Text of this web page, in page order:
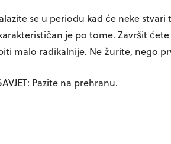
se u periodu kad će neke
je po tome. Završit
malo radikalnije. Ne žurite, nego
Pazite na prehranu.